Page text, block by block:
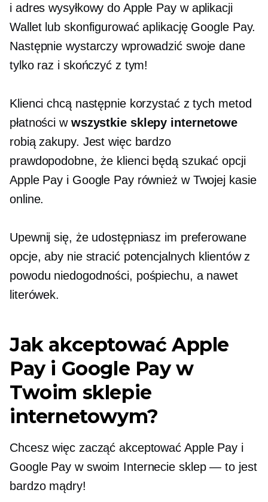
i adres wysyłkowy do Apple Pay w aplikacji
Wallet lub skonfigurować aplikację Google Pay.
Następnie wystarczy wprowadzić swoje dane
tylko raz i skończyć z tym!
Klienci chcą następnie korzystać z tych metod
płatności w wszystkie sklepy internetowe
robią zakupy. Jest więc bardzo
prawdopodobne, że klienci będą szukać opcji
Apple Pay i Google Pay również w Twojej kasie
online.
Upewnij się, że udostępniasz im preferowane
opcje, aby nie stracić potencjalnych klientów z
powodu niedogodności, pośpiechu, a nawet
literówek.
Jak akceptować Apple
Pay i Google Pay w
Twoim sklepie
internetowym?
Chcesz więc zacząć akceptować Apple Pay i
Google Pay w swoim Internecie sklep — to jest
bardzo mądry!